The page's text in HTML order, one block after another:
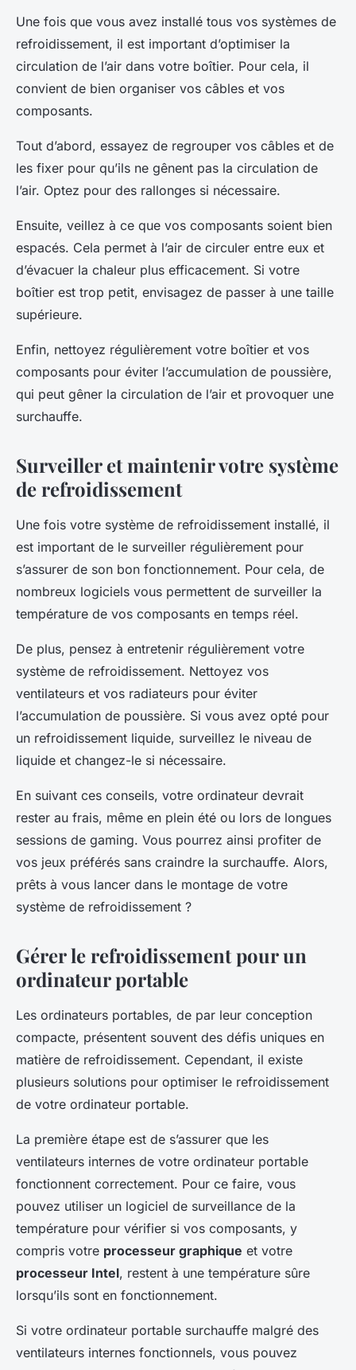
Une fois que vous avez installé tous vos systèmes de
refroidissement, il est important d’optimiser la
circulation de l’air dans votre boîtier. Pour cela, il
convient de bien organiser vos câbles et vos
composants.
Tout d’abord, essayez de regrouper vos câbles et de
les fixer pour qu’ils ne gênent pas la circulation de
l’air. Optez pour des rallonges si nécessaire.
Ensuite, veillez à ce que vos composants soient bien
espacés. Cela permet à l’air de circuler entre eux et
d’évacuer la chaleur plus efficacement. Si votre
boîtier est trop petit, envisagez de passer à une taille
supérieure.
Enfin, nettoyez régulièrement votre boîtier et vos
composants pour éviter l’accumulation de poussière,
qui peut gêner la circulation de l’air et provoquer une
surchauffe.
Surveiller et maintenir votre système
de refroidissement
Une fois votre système de refroidissement installé, il
est important de le surveiller régulièrement pour
s’assurer de son bon fonctionnement. Pour cela, de
nombreux logiciels vous permettent de surveiller la
température de vos composants en temps réel.
De plus, pensez à entretenir régulièrement votre
système de refroidissement. Nettoyez vos
ventilateurs et vos radiateurs pour éviter
l’accumulation de poussière. Si vous avez opté pour
un refroidissement liquide, surveillez le niveau de
liquide et changez-le si nécessaire.
En suivant ces conseils, votre ordinateur devrait
rester au frais, même en plein été ou lors de longues
sessions de gaming. Vous pourrez ainsi profiter de
vos jeux préférés sans craindre la surchauffe. Alors,
prêts à vous lancer dans le montage de votre
système de refroidissement ?
Gérer le refroidissement pour un
ordinateur portable
Les ordinateurs portables, de par leur conception
compacte, présentent souvent des défis uniques en
matière de refroidissement. Cependant, il existe
plusieurs solutions pour optimiser le refroidissement
de votre ordinateur portable.
La première étape est de s’assurer que les
ventilateurs internes de votre ordinateur portable
fonctionnent correctement. Pour ce faire, vous
pouvez utiliser un logiciel de surveillance de la
température pour vérifier si vos composants, y
compris votre processeur graphique et votre
processeur Intel, restent à une température sûre
lorsqu’ils sont en fonctionnement.
Si votre ordinateur portable surchauffe malgré des
ventilateurs internes fonctionnels, vous pouvez